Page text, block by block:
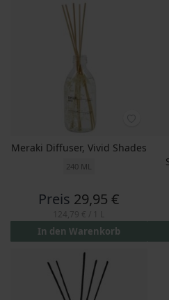
Meraki Diffuser, Vivid Shades
240 ML
Preis 29,95 €
In den Warenkorb